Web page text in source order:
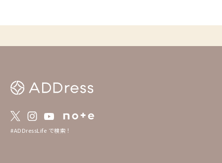
に入りしている家も
#ADDressLife で検索！